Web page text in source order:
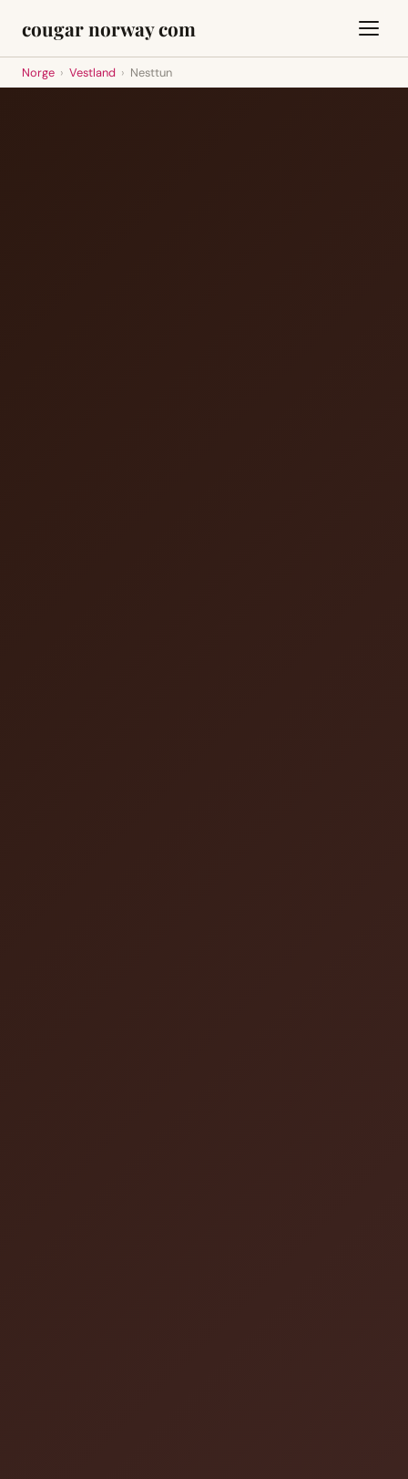
cougar norway com
Norge › Vestland › Nesttun